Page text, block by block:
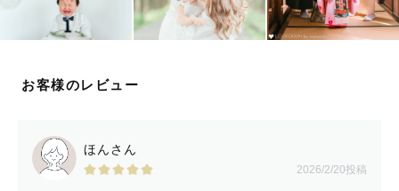
お客様のレビュー
ほんさん
2026/2/20投稿